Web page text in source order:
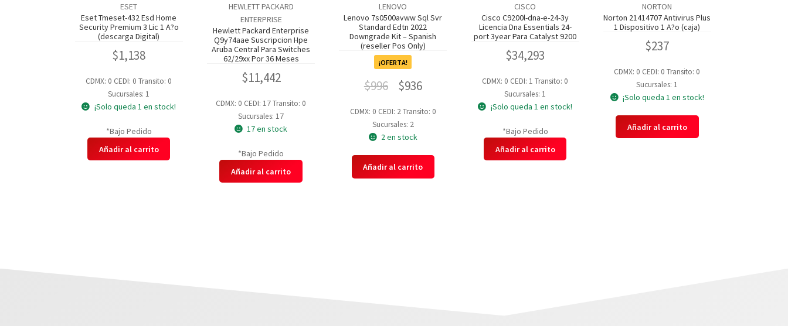
ESET
Eset Tmeset-432 Esd Home
Security Premium 3 Lic 1 A?o
(descarga Digital)
$1,138
CDMX: 0 CEDI: 0Transito: 0
Sucursales: 1
¡Solo queda 1 en stock!
*Bajo Pedido
Añadir al carrito
HEWLETT PACKARD
ENTERPRISE
Hewlett Packard Enterprise
Q9y74aae Suscripcion Hpe
Aruba Central Para Switches
62/29xx Por 36 Meses
$11,442
CDMX: 0 CEDI: 17Transito: 0
Sucursales: 17
17 en stock
*Bajo Pedido
Añadir al carrito
LENOVO
Lenovo 7s0500avww Sql Svr
Standard Edtn 2022
Downgrade Kit – Spanish
(reseller Pos Only)
¡OFERTA!
$996 $936
CDMX: 0 CEDI: 2Transito: 0
Sucursales: 2
2 en stock
Añadir al carrito
CISCO
Cisco C9200l-dna-e-24-3y
Licencia Dna Essentials 24-
port 3year Para Catalyst 9200
$34,293
CDMX: 0 CEDI: 1Transito: 0
Sucursales: 1
¡Solo queda 1 en stock!
*Bajo Pedido
Añadir al carrito
NORTON
Norton 21414707 Antivirus Plus
1 Dispositivo 1 A?o (caja)
$237
CDMX: 0 CEDI: 0Transito: 0
Sucursales: 1
¡Solo queda 1 en stock!
Añadir al carrito